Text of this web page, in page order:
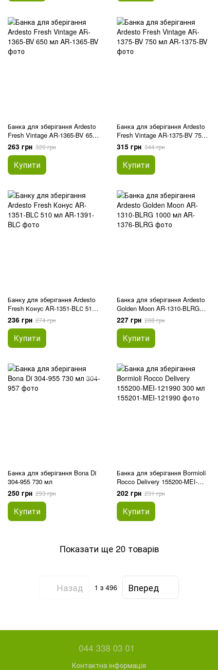
Банка для зберігання Ardesto
Fresh Vintage AR-1365-BV 650
мл
263 грн 320 грн
Купити
Банка для зберігання Ardesto
Fresh Vintage AR-1375-BV 750
мл
315 грн 344 грн
Купити
Банку для зберігання Ardesto
Fresh Конус AR-1351-BLС 510
мл
236 грн 274 грн
Купити
Банка для зберігання Ardesto
Golden Moon AR-1310-BLRG
1000 мл
227 грн 288 грн
Купити
Банка для зберігання Bona Di
304-955 730 мл
250 грн 293 грн
Купити
Банка для зберігання Bormioli
Rocco Delivery 155200-MEI-
121990 300 мл
202 грн 231 грн
Купити
Показати ще 20 товарів
Назад 1 з 496 Вперед
044 338 03 01
Контактна інформація